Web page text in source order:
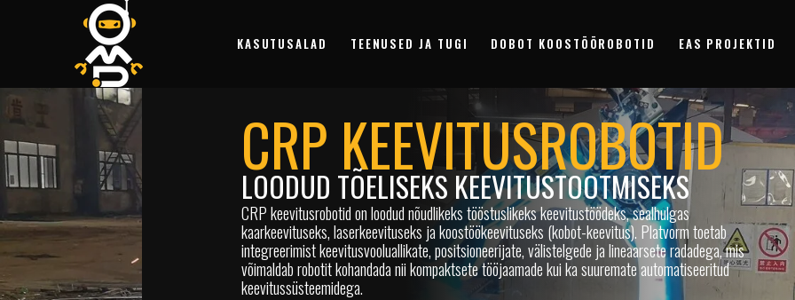
KASUTUSALAD TEENUSED JA TUGI DOBOT KOOSTÖÖROBOTID EAS PROJEKTID
CRP KEEVITUSROBOTID
LOODUD TÕELISEKS KEEVITUSTOOTMISEKS
CRP keevitusrobotid on loodud nõudlikeks tööstuslikeks keevitustöödeks, sealhulgas
kaarkeevituseks, laserkeevituseks ja koostöökeevituseks (kobot-keevitus). Platvorm toetab
integreerimist keevitusvooluallikate, positsioneerijate, välistelgede ja lineaarsete radadega, mis
võimaldab robotit kohandada nii kompaktsete tööjaamade kui ka suuremate automatiseeritud
keevitussüsteemidega.